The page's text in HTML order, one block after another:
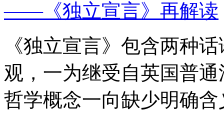
——《独立宣言》再解读
《独立宣言》包含两种
观，一为继受自英国普
哲学概念一向缺少明确